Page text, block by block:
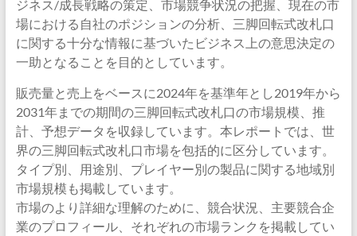
ジネス/成長戦略の策定、市場競争状況の把握、現在の市
場における自社のポジションの分析、三脚回転式改札口
に関する十分な情報に基づいたビジネス上の意思決定の
一助となることを目的としています。
販売量と売上をベースに2024年を基準年とし2019年から
2031年までの期間の三脚回転式改札口の市場規模、推
計、予想データを収録しています。本レポートでは、世
界の三脚回転式改札口市場を包括的に区分しています。
タイプ別、用途別、プレイヤー別の製品に関する地域別
市場規模も掲載しています。
市場のより詳細な理解のために、競合状況、主要競合企
業のプロフィール、それぞれの市場ランクを掲載してい